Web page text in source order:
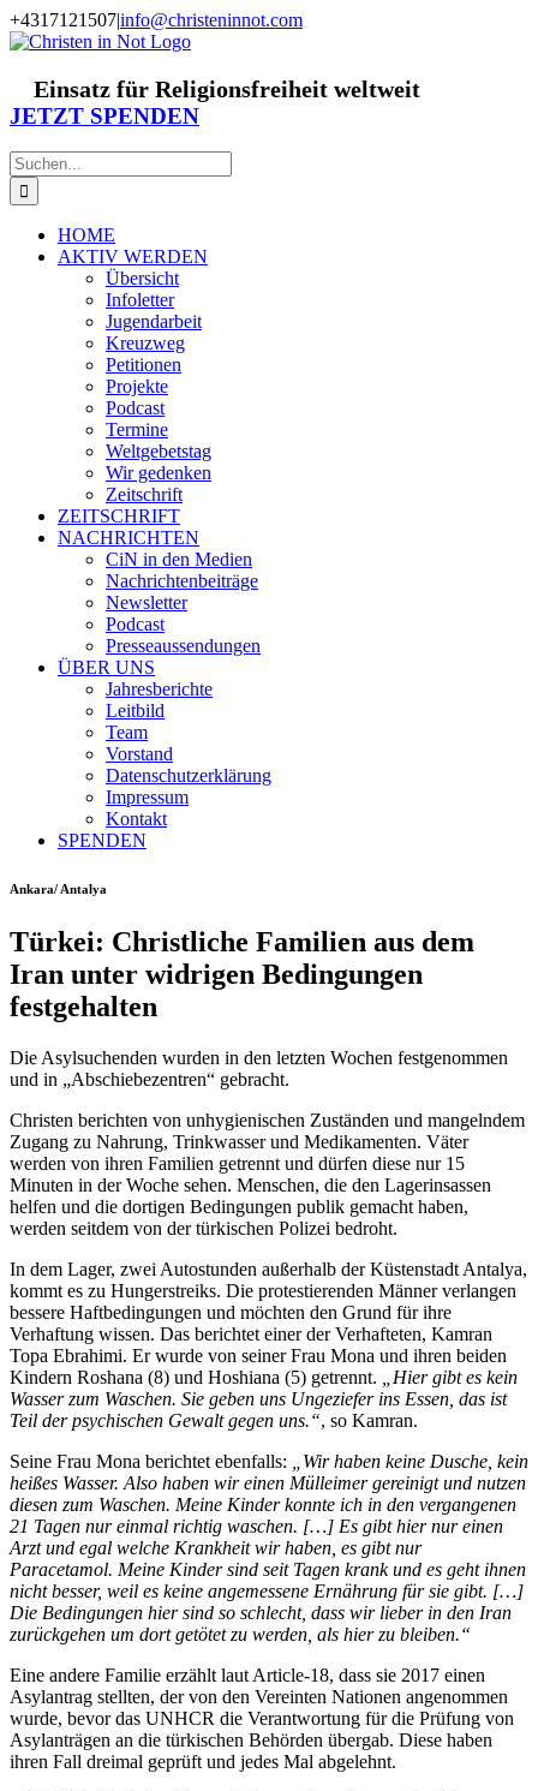
Zum
Inhalt
+4317121507|info@christeninnot.com
Facebook
Instagram
X
Spenden
Newsletter
Einsatz für Religionsfreiheit weltweit
JETZT SPENDEN
Suche
nach:
HOME
AKTIV WERDEN
Übersicht
Infoletter
Jugendarbeit
Kreuzweg
Petitionen
Projekte
Podcast
Termine
Weltgebetstag
Wir gedenken
Zeitschrift
ZEITSCHRIFT
NACHRICHTEN
CiN in den Medien
Nachrichtenbeiträge
Newsletter
Podcast
Presseaussendungen
ÜBER UNS
Jahresberichte
Leitbild
Team
Vorstand
Datenschutzerklärung
Impressum
Kontakt
SPENDEN
Ankara/ Antalya
Türkei: Christliche Familien aus dem
Iran unter widrigen Bedingungen
festgehalten
Die Asylsuchenden wurden in den letzten Wochen festgenommen
und in „Abschiebezentren“ gebracht.
Christen berichten von unhygienischen Zuständen und mangelndem
Zugang zu Nahrung, Trinkwasser und Medikamenten. Väter
werden von ihren Familien getrennt und dürfen diese nur 15
Minuten in der Woche sehen. Menschen, die den Lagerinsassen
helfen und die dortigen Bedingungen publik gemacht haben,
werden seitdem von der türkischen Polizei bedroht.
In dem Lager, zwei Autostunden außerhalb der Küstenstadt Antalya,
kommt es zu Hungerstreiks. Die protestierenden Männer verlangen
bessere Haftbedingungen und möchten den Grund für ihre
Verhaftung wissen. Das berichtet einer der Verhafteten, Kamran
Topa Ebrahimi. Er wurde von seiner Frau Mona und ihren beiden
Kindern Roshana (8) und Hoshiana (5) getrennt. „Hier gibt es kein
Wasser zum Waschen. Sie geben uns Ungeziefer ins Essen, das ist
Teil der psychischen Gewalt gegen uns.“, so Kamran.
Seine Frau Mona berichtet ebenfalls:
„Wir haben keine Dusche, kein
heißes Wasser. Also haben wir einen Mülleimer gereinigt und nutzen
diesen zum Waschen. Meine Kinder konnte ich in den vergangenen
21 Tagen nur einmal richtig waschen. […] Es gibt hier nur einen
Arzt und egal welche Krankheit wir haben, es gibt nur
Paracetamol. Meine Kinder sind seit Tagen krank und es geht ihnen
nicht besser, weil es keine angemessene Ernährung für sie gibt. […]
Die Bedingungen hier sind so schlecht, dass wir lieber in den Iran
zurückgehen um dort getötet zu werden, als hier zu bleiben.“
Eine andere Familie erzählt laut Article-18, dass sie 2017 einen
Asylantrag stellten, der von den Vereinten Nationen angenommen
wurde, bevor das UNHCR die Verantwortung für die Prüfung von
Asylanträgen an die türkischen Behörden übergab. Diese haben
ihren Fall dreimal geprüft und jedes Mal abgelehnt.